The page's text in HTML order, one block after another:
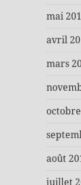
mai
avril
mars
août
juillet